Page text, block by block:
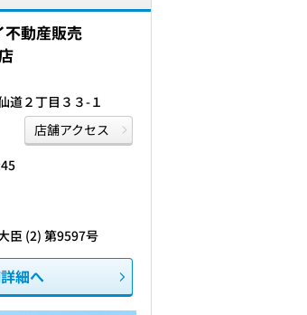
不動産販売
道２丁目３３-１
店舗アクセス
臣 (2) 第9597号
細へ